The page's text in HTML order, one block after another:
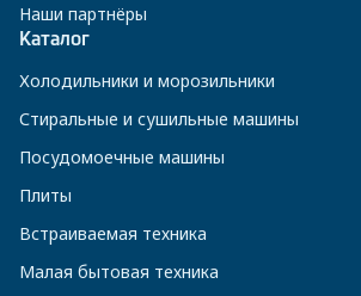
Наши партнёры
Каталог
Холодильники и морозильники
Стиральные и сушильные машины
Посудомоечные машины
Плиты
Встраиваемая техника
Малая бытовая техника